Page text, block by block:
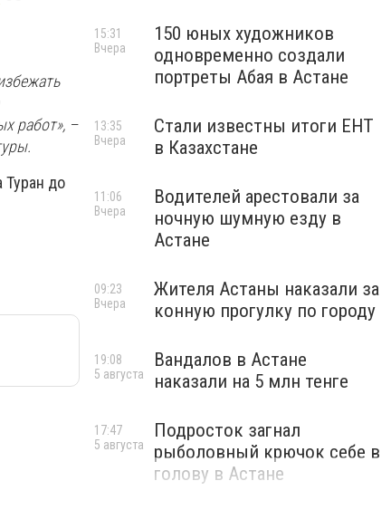
работ», –
Туран до
150 юных художников
одновременно создали
портреты Абая в Астане
15:31
Вчера
Стали известны итоги ЕНТ
в Казахстане
13:35
Вчера
Водителей арестовали за
ночную шумную езду в
Астане
11:06
Вчера
Жителя Астаны наказали за
конную прогулку по городу
09:23
Вчера
Вандалов в Астане
наказали на 5 млн тенге
19:08
5 августа
Подросток загнал
рыболовный крючок себе в
голову в Астане
17:47
5 августа